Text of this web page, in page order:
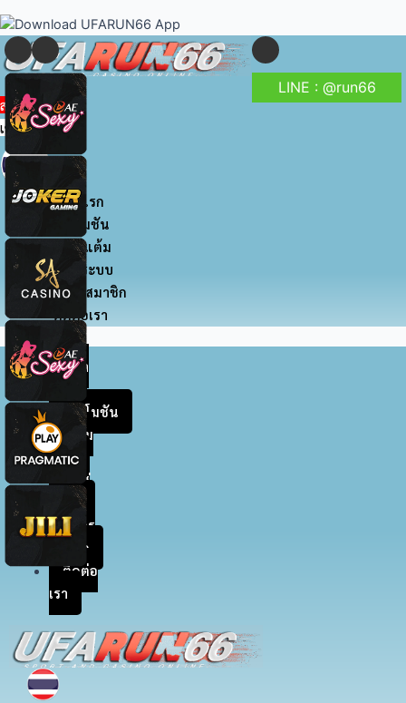
content
LINE : @run66
สมัครสมาชิก
เข้าสู่ระบบ
หน้าแรก
โปรโมชัน
สะสมแต้ม
เข้าสู่ระบบ
สมัครสมาชิก
ติดต่อเรา
หน้า
โปรโมชัน
สะสม
แต้ม
เข้าสู่
ระบบ
สมัคร
สมาชิก
ติดต่อ
เรา